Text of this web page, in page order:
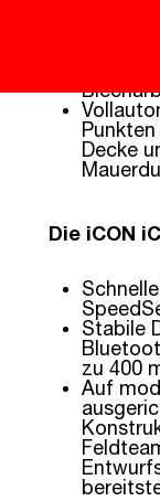
oder
Decke
Die iCON
Stabile
zu 400
Auf